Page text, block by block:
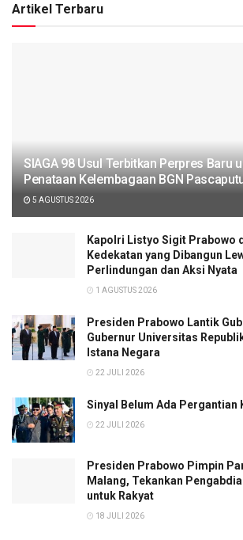
Artikel Terbaru
SIAGA 98 Usul Terbitkan Perpres Baru
Penataan Kelembagaan BGN
5 AGUSTUS 2026
Kapolri Listyo Sigit Prabowo
Kedekatan yang Dibangun
Perlindungan dan Aksi Nyata
1 AGUSTUS 2026
Presiden Prabowo Lantik
Gubernur Universitas
Istana Negara
22 JULI 2026
Sinyal Belum Ada Pergantian
22 JULI 2026
Presiden Prabowo Pimpin
Malang, Tekankan
untuk Rakyat
18 JULI 2026